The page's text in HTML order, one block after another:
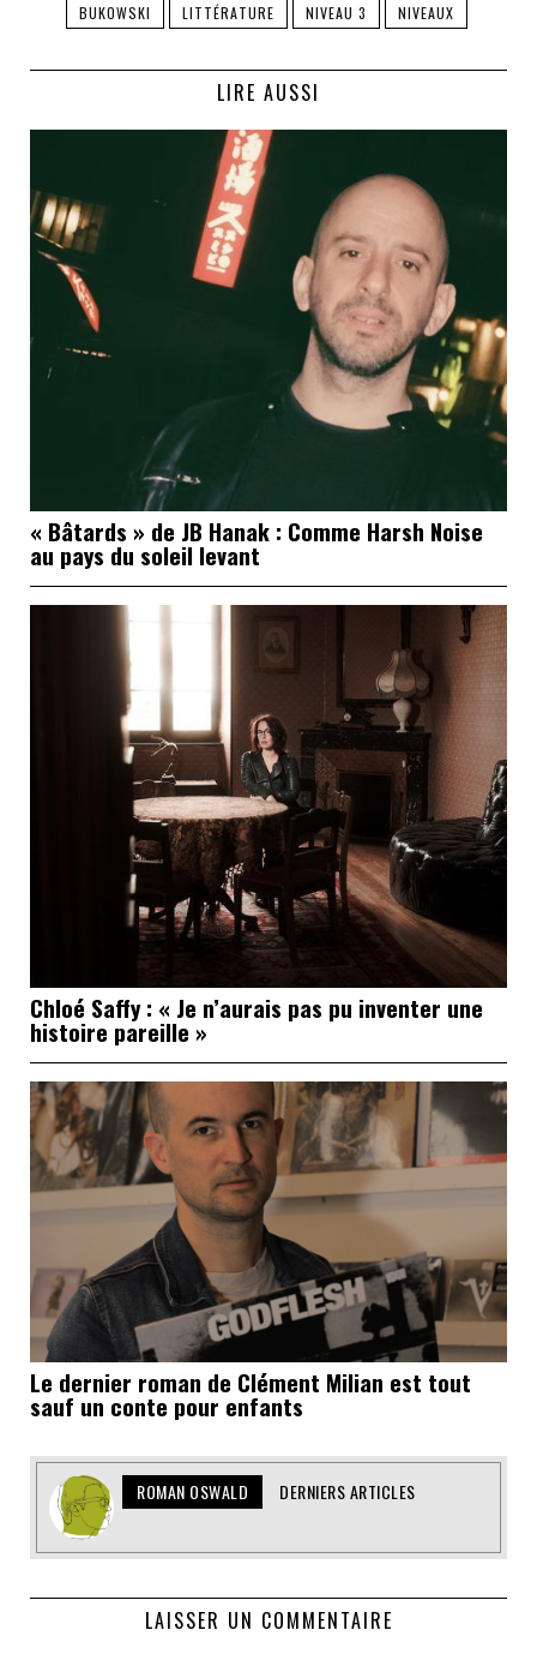
BUKOWSKI LITTÉRATURE NIVEAU 3 NIVEAUX
LIRE AUSSI
« Bâtards » de JB Hanak : Comme Harsh Noise
au pays du soleil levant
Chloé Saffy : « Je n’aurais pas pu inventer une
histoire pareille »
Le dernier roman de Clément Milian est tout
sauf un conte pour enfants
ROMAN OSWALD DERNIERS ARTICLES
LAISSER UN COMMENTAIRE